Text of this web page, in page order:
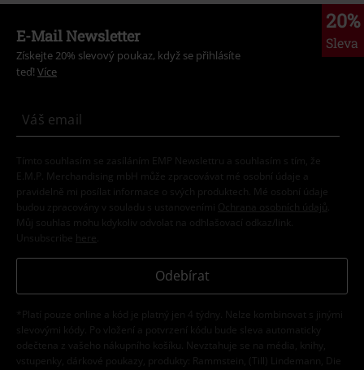
20%
Sleva
E-Mail Newsletter
Získejte 20% slevový poukaz, když se přihlásíte
teď! Více
Tímto souhlasím se zasíláním EMP Newslettru a souhlasím s tím, že
E.M.P. Merchandising mbH může zpracovávat mé osobní údaje a
pravidelně mi posílat informace o svých produktech. Mé osobní údaje
budou zpracovány v souladu s ustanoveními
Ochrana osobních údajů
Můj souhlas mohu kdykoliv odvolat na odhlašovací odkaz/link.
Unsubscribe here
Odebírat
*Platí pouze online a kód je platný jen 4 týdny. Nelze kombinovat s jinými
slevovými kódy. Po vložení a potvrzení kódu bude sleva automaticky
odečtena z vašeho nákupního košíku. Nevztahuje se na média, knihy,
vstupenky, dárkové poukazy, produkty: Rammstein, (Till) Lindemann, Die